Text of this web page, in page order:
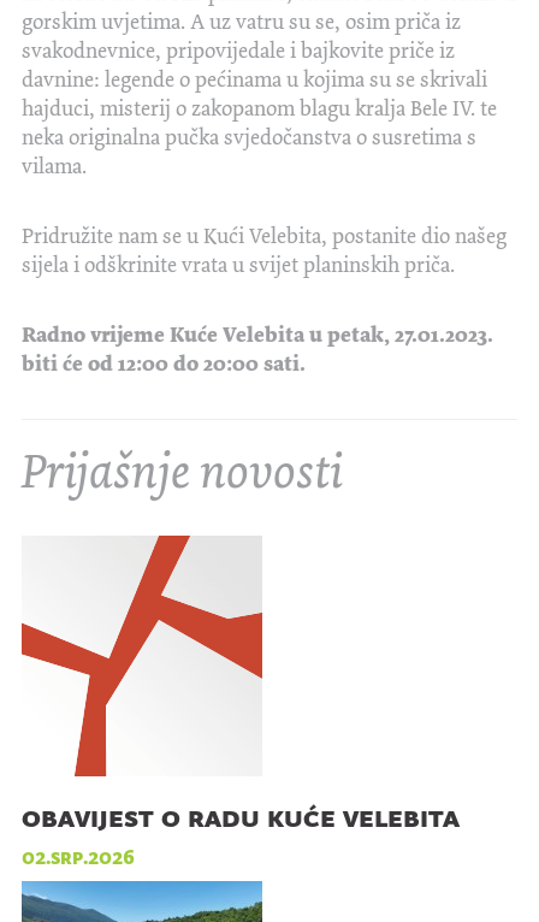
gorskim uvjetima. A uz vatru su se, osim priča iz
svakodnevnice, pripovijedale i bajkovite priče iz
davnine: legende o pećinama u kojima su se skrivali
hajduci, misterij o zakopanom blagu kralja Bele IV. te
neka originalna pučka svjedočanstva o susretima s
vilama.
Pridružite nam se u Kući Velebita, postanite dio našeg
sijela i odškrinite vrata u svijet planinskih priča.
Radno vrijeme Kuće Velebita u petak, 27.01.2023.
biti će od 12:00 do 20:00 sati.
Prijašnje novosti
obavijest o radu kuće velebita
02.srp.2026